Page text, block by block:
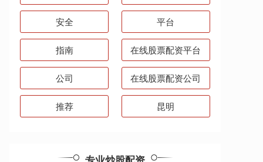
安全 平台
指南 在线股票配资平台
公司 在线股票配资公司
推荐 昆明